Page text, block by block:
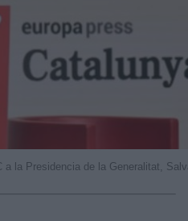
a la Presidencia de la Generalitat,